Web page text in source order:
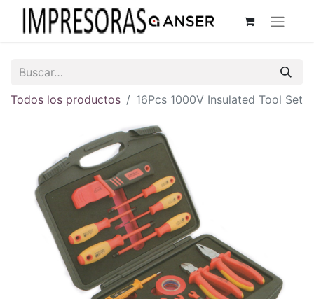
Todos los productos 16Pcs 1000V Insulated Tool Set